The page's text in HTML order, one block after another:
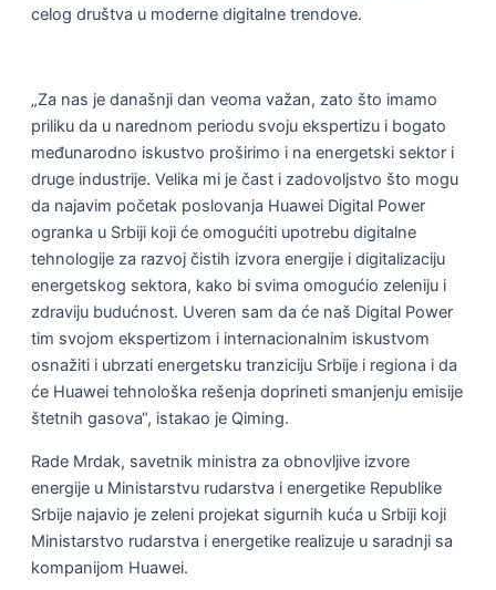
celog društva u moderne digitalne trendove.
„Za nas je današnji dan veoma važan, zato što imamo
priliku da u narednom periodu svoju ekspertizu i bogato
međunarodno iskustvo proširimo i na energetski sektor i
druge industrije. Velika mi je čast i zadovoljstvo što mogu
da najavim početak poslovanja Huawei Digital Power
ogranka u Srbiji koji će omogućiti upotrebu digitalne
tehnologije za razvoj čistih izvora energije i digitalizaciju
energetskog sektora, kako bi svima omogućio zeleniju i
zdraviju budućnost. Uveren sam da će naš Digital Power
tim svojom ekspertizom i internacionalnim iskustvom
osnažiti i ubrzati energetsku tranziciju Srbije i regiona i da
će Huawei tehnološka rešenja doprineti smanjenju emisije
štetnih gasova“, istakao je Qiming.
Rade Mrdak, savetnik ministra za obnovljive izvore
energije u Ministarstvu rudarstva i energetike Republike
Srbije najavio je zeleni projekat sigurnih kuća u Srbiji koji
Ministarstvo rudarstva i energetike realizuje u saradnji sa
kompanijom Huawei.